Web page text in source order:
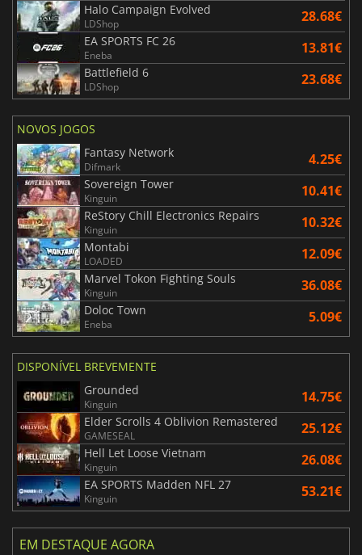
Halo Campaign Evolved
LDShop 28.68€
EA SPORTS FC 26
Eneba 13.81€
Battlefield 6
LDShop 23.68€
NOVOS JOGOS
Fantasy Network
Difmark 4.25€
Sovereign Tower
Kinguin 10.41€
ReStory Chill Electronics Repairs
Kinguin 10.32€
Montabi
LOADED 12.09€
Marvel Tokon Fighting Souls
Kinguin 36.08€
Doloc Town
Eneba 5.09€
DISPONÍVEL BREVEMENTE
Grounded
Kinguin 14.75€
Elder Scrolls 4 Oblivion Remastered
GAMESEAL 25.12€
Hell Let Loose Vietnam
Kinguin 26.08€
EA SPORTS Madden NFL 27
Kinguin 53.21€
EM DESTAQUE AGORA